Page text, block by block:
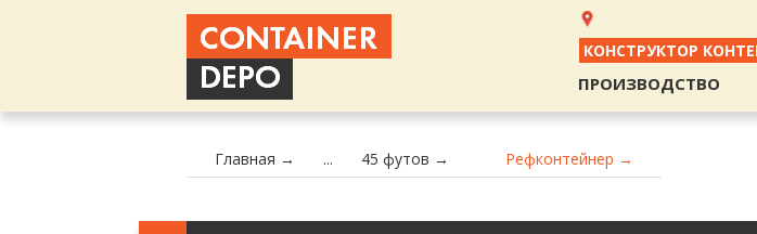
КОНСТРУКТОР
ПРОИЗВОДСТВО
Главная → ... 45 футов → Рефконтейнер →